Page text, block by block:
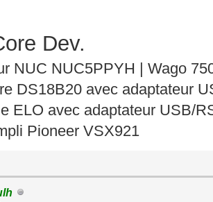
Dev.
NUC NUC5PPYH | Wago
DS18B20 avec adaptateur
ELO avec adaptateur USB/
Pioneer VSX921